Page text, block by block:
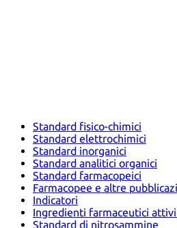
Standard fisico-chimici
Standard elettrochimici
Standard inorganici
Standard analitici organici
Standard farmacopeici
Farmacopee e altre
Indicatori
Ingredienti farmaceutici
Standard di nitrosammine